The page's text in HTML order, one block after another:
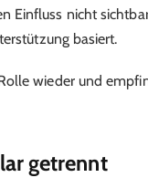
Einfluss nicht
basiert.
wieder und
getrennt